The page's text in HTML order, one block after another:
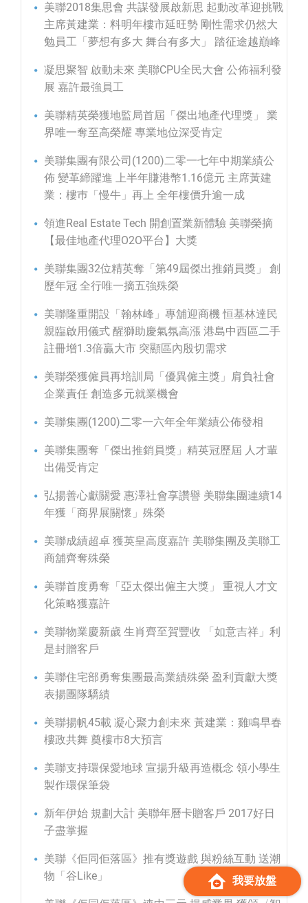
美聯2018集思會 共謀發展啟新思 起動改革迎挑戰
主席黃建業：料明年樓市延旺勢 剛性需求仍然大
勉員工「夢想有多大 舞台有多大」 踏征途越巔峰
凝思聚智 啟動未來 美聯CPU全民大會 公佈福利發
展 嘉許最強員工
美聯精英榮獲地監局首屆「傑出地產代理獎」 業
界唯一奪至高榮耀 專業地位深受肯定
美聯集團有限公司(1200)二零一七年中期業績公
佈 變革締躍進 上半年賺港幣1.16億元 主席黃建
業：樓巿「慢牛」再上 全年樓價升逾一成
領進Real Estate Tech 開創置業新體驗 美聯榮摘
【最佳地產代理O2O平台】大獎
美聯集團32位精英奪「第49屆傑出推銷員獎」 創
歷年冠 全行唯一摘五強殊榮
美聯隆重開設「翰林峰」專舖迎商機 恒基林達民
親臨啟用儀式 醒獅助慶氣氛高漲 港島中西區二手
註冊增1.3倍贏大市 突顯區內殷切需求
美聯榮獲僱員再培訓局「優異僱主獎」肩負社會
企業責任 創造多元就業機會
美聯集團(1200)二零一六年全年業績公佈發相
美聯集團奪「傑出推銷員獎」精英冠歷屆 人才輩
出備受肯定
弘揚善心獻關愛 惠澤社會享讚譽 美聯集團連續14
年獲「商界展關懷」殊榮
美聯成績超卓 獲英皇高度嘉許 美聯集團及美聯工
商舖齊奪殊榮
美聯首度勇奪「亞太傑出僱主大獎」 重視人才文
化策略獲嘉許
美聯物業慶新歲 生肖齊至賀豐收 「如意吉祥」利
是封贈客戶
美聯住宅部勇奪集團最高業績殊榮 盈利貢獻大獎
表揚團隊驕績
美聯揚帆45載 凝心聚力創未來 黃建業：雞鳴早春
樓政共舞 奠樓巿8大預言
美聯支持環保愛地球 宣揚升級再造概念 領小學生
製作環保筆袋
新年伊始 規劃大計 美聯年曆卡贈客戶 2017好日
子盡掌握
美聯《佢同佢落區》推有獎遊戲 與粉絲互動 送潮
物「谷Like」
我要放盤